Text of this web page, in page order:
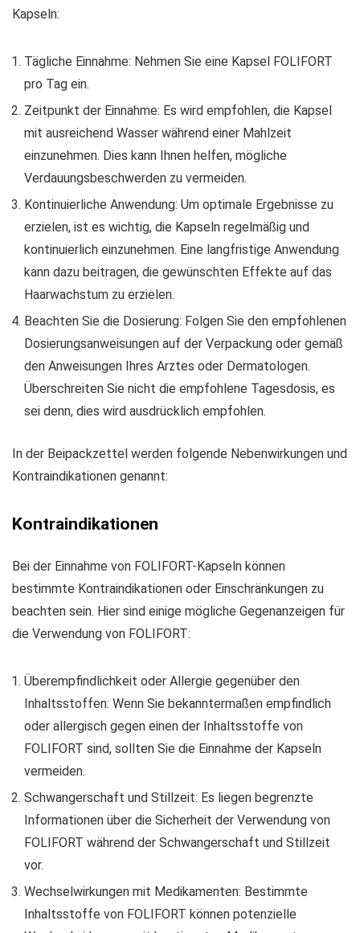
Kapseln:
Tägliche Einnahme: Nehmen Sie eine Kapsel FOLIFORT
pro Tag ein.
Zeitpunkt der Einnahme: Es wird empfohlen, die Kapsel
mit ausreichend Wasser während einer Mahlzeit
einzunehmen. Dies kann Ihnen helfen, mögliche
Verdauungsbeschwerden zu vermeiden.
Kontinuierliche Anwendung: Um optimale Ergebnisse zu
erzielen, ist es wichtig, die Kapseln regelmäßig und
kontinuierlich einzunehmen. Eine langfristige Anwendung
kann dazu beitragen, die gewünschten Effekte auf das
Haarwachstum zu erzielen.
Beachten Sie die Dosierung: Folgen Sie den empfohlenen
Dosierungsanweisungen auf der Verpackung oder gemäß
den Anweisungen Ihres Arztes oder Dermatologen.
Überschreiten Sie nicht die empfohlene Tagesdosis, es
sei denn, dies wird ausdrücklich empfohlen.
In der Beipackzettel werden folgende Nebenwirkungen und
Kontraindikationen genannt:
Kontraindikationen
Bei der Einnahme von FOLIFORT-Kapseln können
bestimmte Kontraindikationen oder Einschränkungen zu
beachten sein. Hier sind einige mögliche Gegenanzeigen für
die Verwendung von FOLIFORT:
Überempfindlichkeit oder Allergie gegenüber den
Inhaltsstoffen: Wenn Sie bekanntermaßen empfindlich
oder allergisch gegen einen der Inhaltsstoffe von
FOLIFORT sind, sollten Sie die Einnahme der Kapseln
vermeiden.
Schwangerschaft und Stillzeit: Es liegen begrenzte
Informationen über die Sicherheit der Verwendung von
FOLIFORT während der Schwangerschaft und Stillzeit
vor.
Wechselwirkungen mit Medikamenten: Bestimmte
Inhaltsstoffe von FOLIFORT können potenzielle